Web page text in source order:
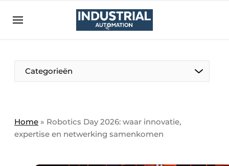
Aanmelden
Bedrijven
Bedrijven
Direct contact
Eigen content aanleveren
Categorieën
Home » Robotics Day 2026: waar innovatie,
expertise en netwerking samenkomen